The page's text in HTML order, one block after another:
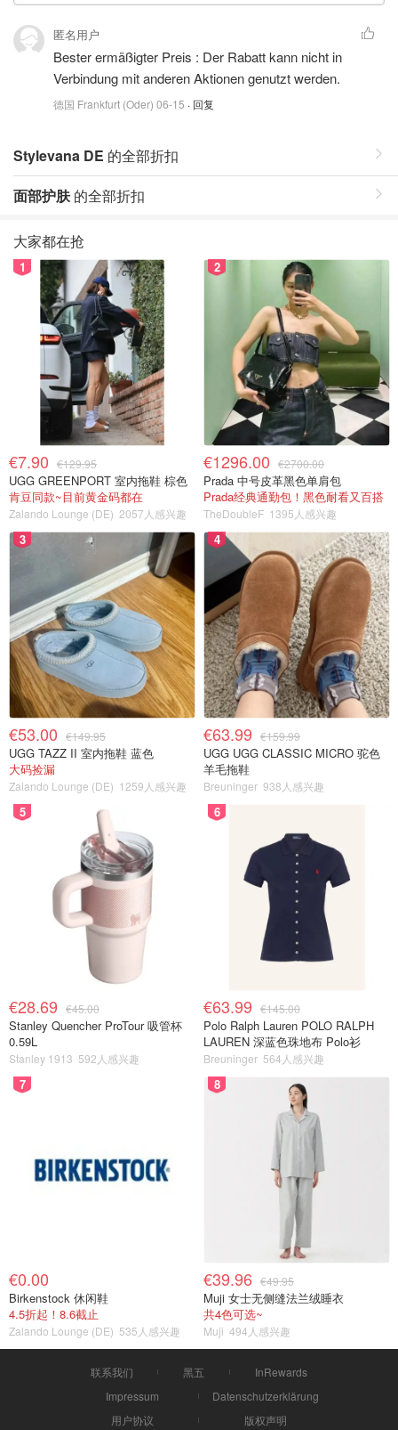
匿名用户
Bester ermäßigter Preis : Der Rabatt kann nicht in
Verbindung mit anderen Aktionen genutzt werden.
德国 Frankfurt (Oder) 06-15 · 回复
Stylevana DE 的全部折扣
面部护肤的全部折扣
大家都在抢
1
€7.90 €129.95
UGG GREENPORT 室内拖鞋 棕色
肯豆同款~目前黄金码都在
Zalando Lounge (DE) 2057人感兴趣
2
€1296.00 €2700.00
Prada 中号皮革黑色单肩包
Prada经典通勤包！黑色耐看又百搭
TheDoubleF 1395人感兴趣
3
€53.00 €149.95
UGG TAZZ II 室内拖鞋 蓝色
大码捡漏
Zalando Lounge (DE) 1259人感兴趣
4
€63.99 €159.99
UGG UGG CLASSIC MICRO 驼色
羊毛拖鞋
Breuninger 938人感兴趣
5
€28.69 €45.00
Stanley Quencher ProTour 吸管杯
0.59L
Stanley 1913 592人感兴趣
6
€63.99 €145.00
Polo Ralph Lauren POLO RALPH
LAUREN 深蓝色珠地布 Polo衫
Breuninger 564人感兴趣
7
€0.00
Birkenstock 休闲鞋
4.5折起！8.6截止
Zalando Lounge (DE) 535人感兴趣
8
€39.96 €49.95
Muji 女士无侧缝法兰绒睡衣
共4色可选~
Muji 494人感兴趣
联系我们 黑五
InRewards
Impressum
Datenschutzerklärung
用户协议
版权声明